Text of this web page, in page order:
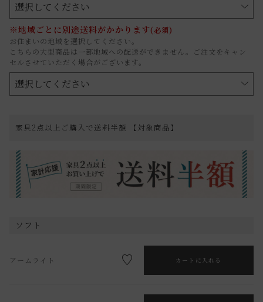
※地域ごとに別途送料がかかります(必須)
お住まいの地域を選択してください。
こちらの大型商品は一部地域への配送ができません。ご注文をキャン
セルさせていただく場合がございます。
家具2点以上ご購入で送料半額 【対象商品】
ソフト
アームライト カートに入れる